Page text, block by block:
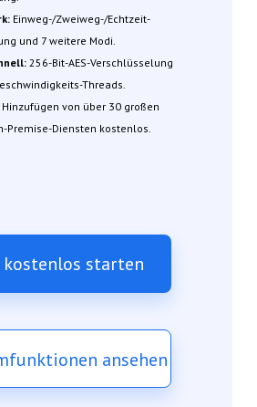
Einweg-/Zweiweg-/Echtzeit-
und 7 weitere Modi.
256-Bit-AES-Verschlüsselung
Threads.
Hinzufügen von über 30 großen
Premise-Diensten kostenlos.
kostenlos starten
ansehen